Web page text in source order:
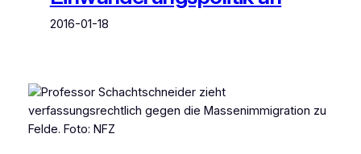
2016-01-18